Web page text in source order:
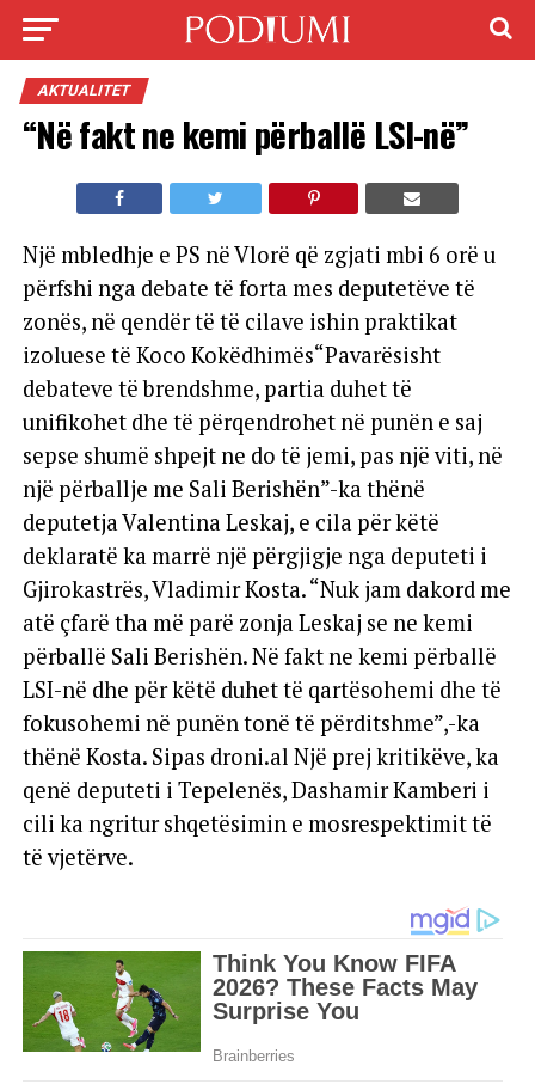
AKTUALITET
“Në fakt ne kemi përballë LSI-në”
Një mbledhje e PS në Vlorë që zgjati mbi 6 orë u
përfshi nga debate të forta mes deputetëve të
zonës, në qendër të të cilave ishin praktikat
izoluese të Koco Kokëdhimës“Pavarësisht
debateve të brendshme, partia duhet të
unifikohet dhe të përqendrohet në punën e saj
sepse shumë shpejt ne do të jemi, pas një viti, në
një përballje me Sali Berishën”-ka thënë
deputetja Valentina Leskaj, e cila për këtë
deklaratë ka marrë një përgjigje nga deputeti i
Gjirokastrës, Vladimir Kosta. “Nuk jam dakord me
atë çfarë tha më parë zonja Leskaj se ne kemi
përballë Sali Berishën. Në fakt ne kemi përballë
LSI-në dhe për këtë duhet të qartësohemi dhe të
fokusohemi në punën tonë të përditshme”,-ka
thënë Kosta. Sipas droni.al Një prej kritikëve, ka
qenë deputeti i Tepelenës, Dashamir Kamberi i
cili ka ngritur shqetësimin e mosrespektimit të
të vjetërve.